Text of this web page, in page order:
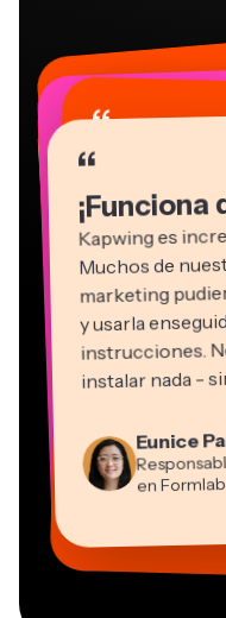
“
Kapwing es
Muchos de
marketing
y usarla
instrucciones.
instalar nada -
Eunice
en
“
“
Grant
Panos
Socio
“
Kerry-
Youtuber
Gracie
Director
“
Heidi
Educación
“
Natasha
Consultor
“
Mitch
“
Dina